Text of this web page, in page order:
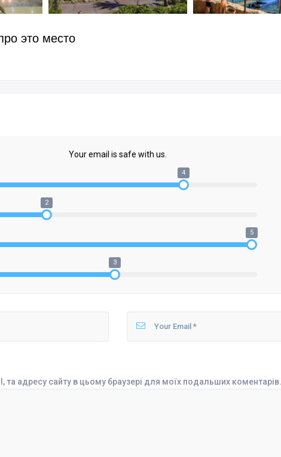
это место
Your email is safe with us.
4
2
5
3
та адресу сайту в цьому браузері для моїх подальших коментарів.